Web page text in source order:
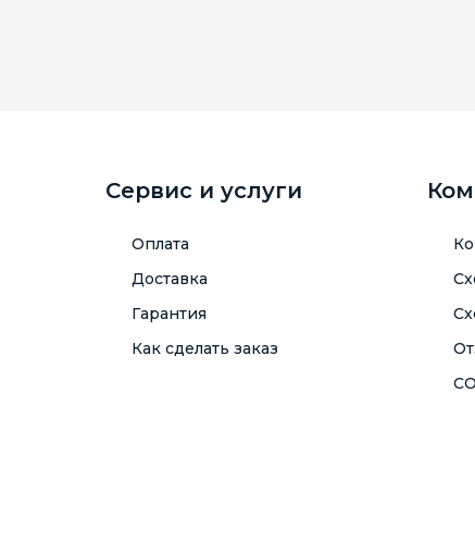
Сервис и услуги
Оплата
Доставка
Гарантия
Как сделать заказ